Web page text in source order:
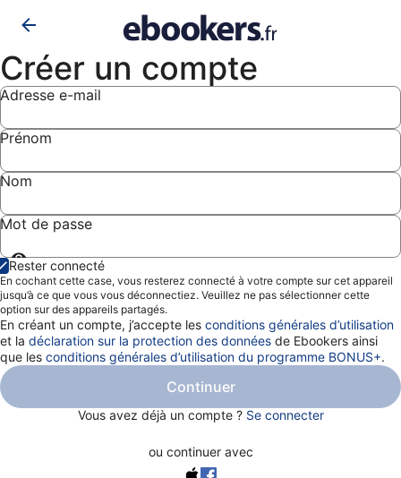
Créer un compte
Adresse e-mail
Prénom
Nom
Mot de passe
Afficher
le
mot
de
passe
Rester connecté
En cochant cette case, vous resterez connecté à votre compte sur cet appareil
jusqu’à ce que vous vous déconnectiez. Veuillez ne pas sélectionner cette
option sur des appareils partagés.
En créant un compte, j’accepte les conditions générales d’utilisation
et la déclaration sur la protection des données de Ebookers ainsi
que les conditions générales d’utilisation du programme BONUS+.
Continuer
Vous avez déjà un compte ? Se connecter
ou continuer avec